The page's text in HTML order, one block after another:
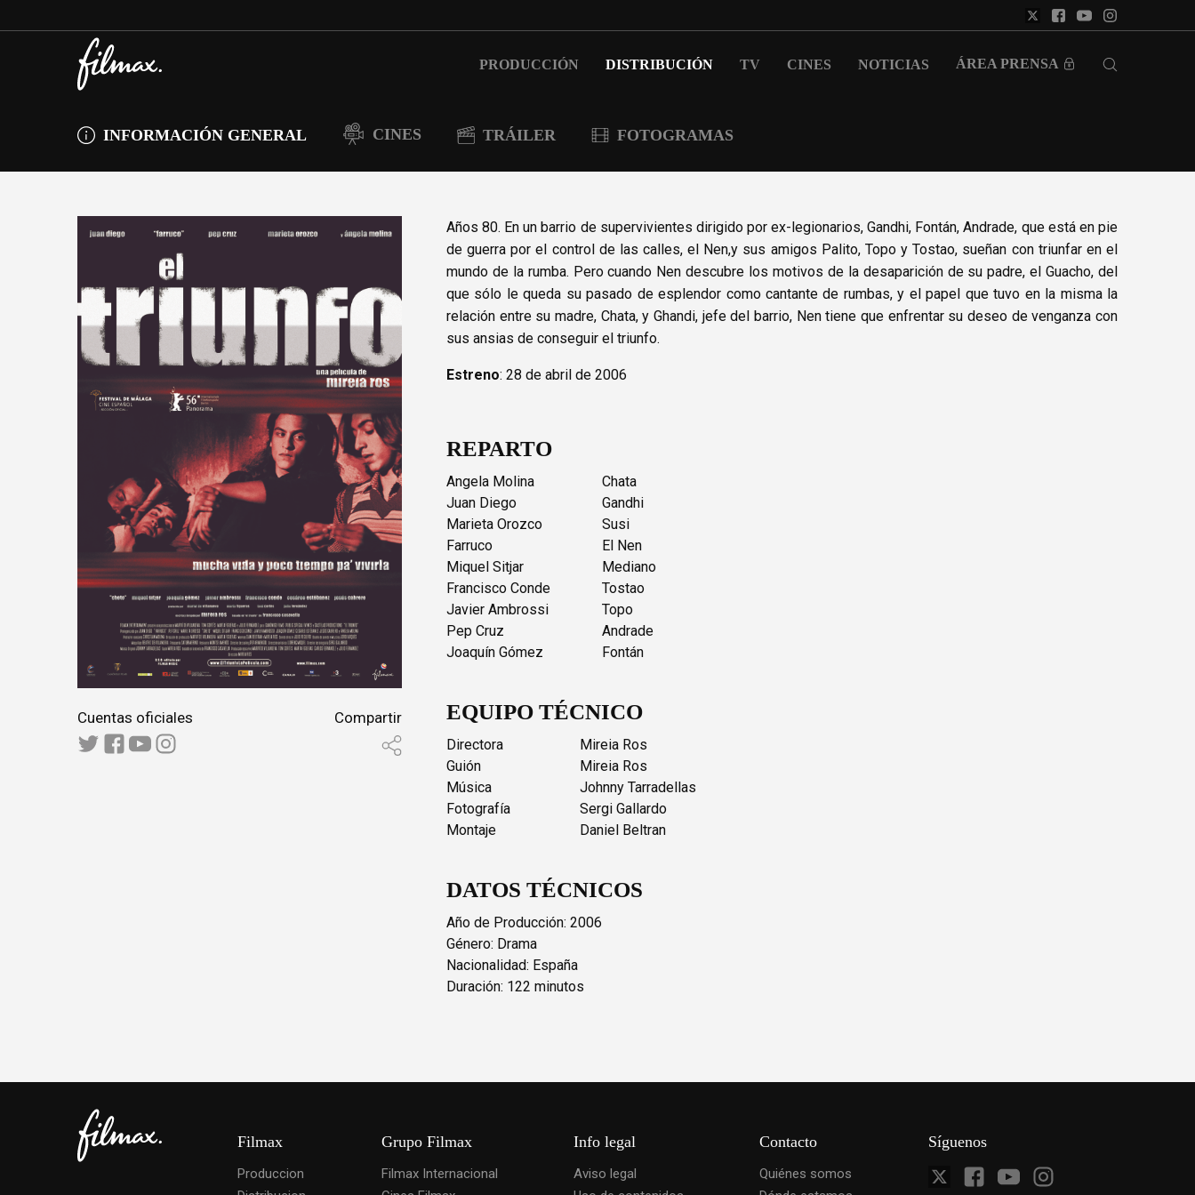
PRODUCCIÓN DISTRIBUCIÓN TV CINES NOTICIAS ÁREA PRENSA
INFORMACIÓN GENERAL CINES TRÁILER FOTOGRAMAS
Cuentas oficiales Compartir
Años 80. En un barrio de supervivientes dirigido por ex-legionarios, Gandhi, Fontán, Andrade, que está en pie
de guerra por el control de las calles, el Nen,y sus amigos Palito, Topo y Tostao, sueñan con triunfar en el
mundo de la rumba. Pero cuando Nen descubre los motivos de la desaparición de su padre, el Guacho, del
que sólo le queda su pasado de esplendor como cantante de rumbas, y el papel que tuvo en la misma la
relación entre su madre, Chata, y Ghandi, jefe del barrio, Nen tiene que enfrentar su deseo de venganza con
sus ansias de conseguir el triunfo.
Estreno: 28 de abril de 2006
REPARTO
Angela Molina
Chata
Juan Diego
Gandhi
Marieta Orozco
Susi
Farruco
El Nen
Miquel Sitjar
Mediano
Francisco Conde
Tostao
Javier Ambrossi
Topo
Pep Cruz
Andrade
Joaquín Gómez
Fontán
EQUIPO TÉCNICO
Directora
Mireia Ros
Guión
Mireia Ros
Música
Johnny Tarradellas
Fotografía
Sergi Gallardo
Montaje
Daniel Beltran
DATOS TÉCNICOS
Año de Producción: 2006
Género: Drama
Nacionalidad: España
Duración: 122 minutos
Filmax
Produccion
Grupo Filmax
Filmax Internacional
Info legal
Aviso legal
Contacto
Quiénes somos
Síguenos